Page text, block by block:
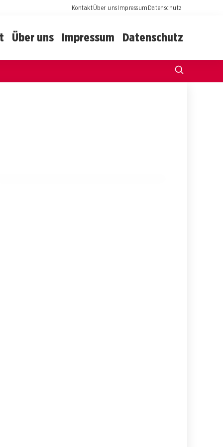
KontaktÜber unsImpressumDatenschutz
Über uns Impressum Datenschutz